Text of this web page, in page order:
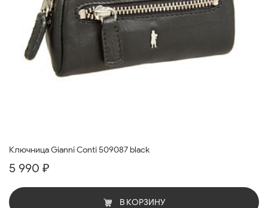
Ключница Gianni Conti 509087 black
5 990 ₽
В КОРЗИНУ